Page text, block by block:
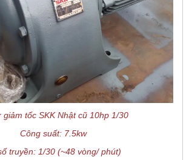
giảm tốc SKK Nhật cũ 10hp 1/30
Công suất: 7.5kw
truyền: 1/30 (~48 vòng/ phút)